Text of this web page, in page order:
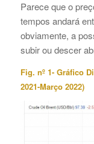
Parece que o
tempos andará
obviamente, a
subir ou descer
Fig. nº 1- Gráfico
2021-Março 2022)